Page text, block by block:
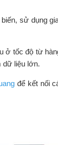
sử dụng
ở tốc độ từ
dữ liệu lớn.
để kết nối